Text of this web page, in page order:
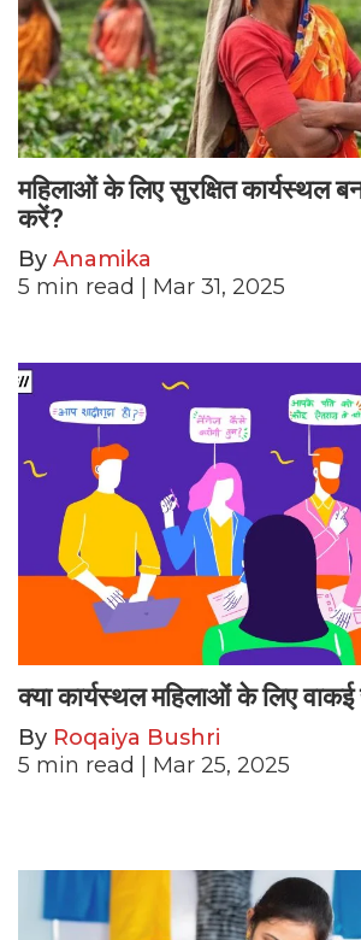
महिलाओं के लिए सुरक्षित कार्यस्थल
करें?
By Anamika
5 min read | Mar 31, 2025
क्या कार्यस्थल महिलाओं के लिए वाकई
By Roqaiya Bushri
5 min read | Mar 25, 2025